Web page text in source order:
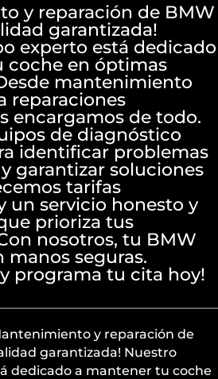
y reparación de BMW
garantizada!
experto está dedicado
coche en óptimas
mantenimiento
reparaciones
encargamos de todo.
de diagnóstico
identificar problemas
garantizar soluciones
tarifas
un servicio honesto y
prioriza tus
nosotros, tu BMW
manos seguras.
programa tu cita hoy!
y reparación de
garantizada! Nuestro
dedicado a mantener tu coche